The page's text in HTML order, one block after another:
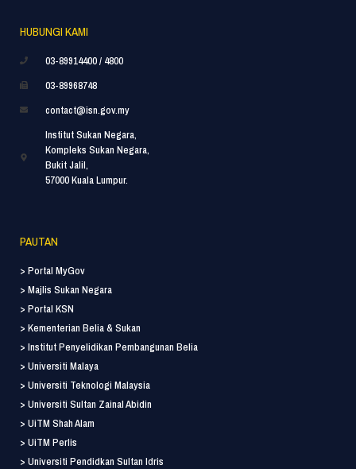
HUBUNGI KAMI
03-89914400 / 4800
03-89968748
contact@isn.gov.my
Institut Sukan Negara,
Kompleks Sukan Negara,
Bukit Jalil,
57000 Kuala Lumpur.
PAUTAN
> Portal MyGov
> Majlis Sukan Negara
> Portal KSN
> Kementerian Belia & Sukan
> Institut Penyelidikan Pembangunan Belia
> Universiti Malaya
> Universiti Teknologi Malaysia
> Universiti Sultan Zainal Abidin
> UiTM Shah Alam
> UiTM Perlis
> Universiti Pendidkan Sultan Idris